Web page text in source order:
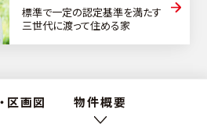
標準で一定の認定基準を満たす
三世代に渡って住める家
区画図 物件概要